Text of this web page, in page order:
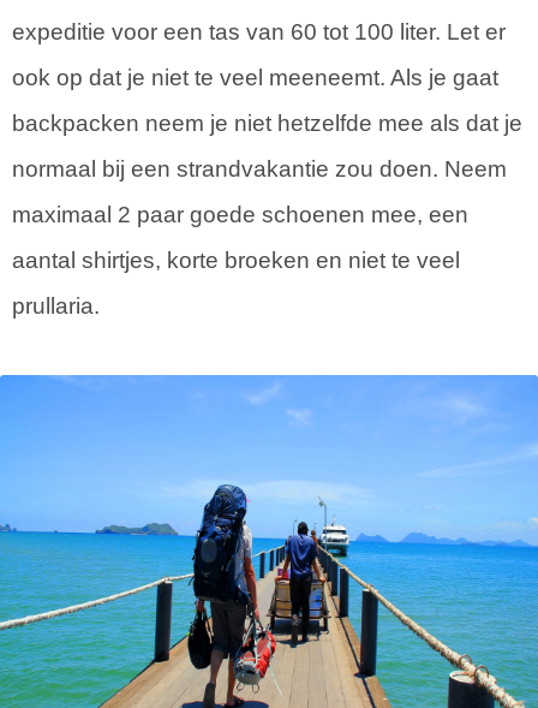
expeditie voor een tas van 60 tot 100 liter. Let er
ook op dat je niet te veel meeneemt. Als je gaat
backpacken neem je niet hetzelfde mee als dat je
normaal bij een strandvakantie zou doen. Neem
maximaal 2 paar goede schoenen mee, een
aantal shirtjes, korte broeken en niet te veel
prullaria.